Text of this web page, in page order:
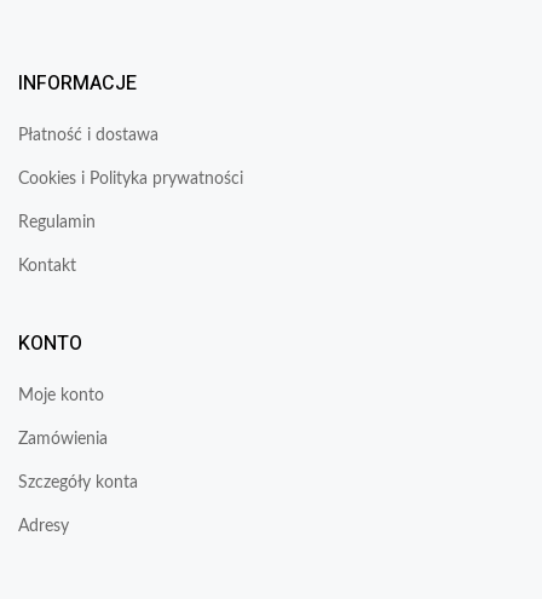
INFORMACJE
Płatność i dostawa
Cookies i Polityka prywatności
Regulamin
Kontakt
KONTO
Moje konto
Zamówienia
Szczegóły konta
Adresy